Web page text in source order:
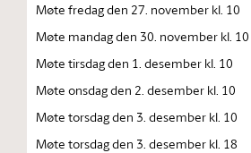
Møte fredag den 27. november kl. 10
Møte mandag den 30. november kl. 10
Møte tirsdag den 1. desember kl. 10
Møte onsdag den 2. desember kl. 10
Møte torsdag den 3. desember kl. 10
Møte torsdag den 3. desember kl. 18